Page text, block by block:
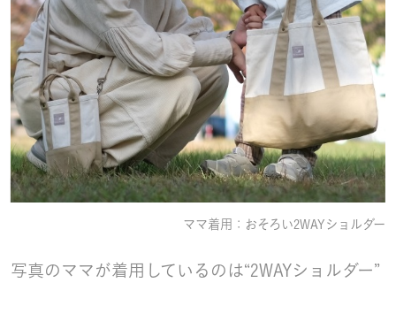
ママ着用：おそろい2WAYショルダー
写真のママが着用しているのは“2WAYショルダー”